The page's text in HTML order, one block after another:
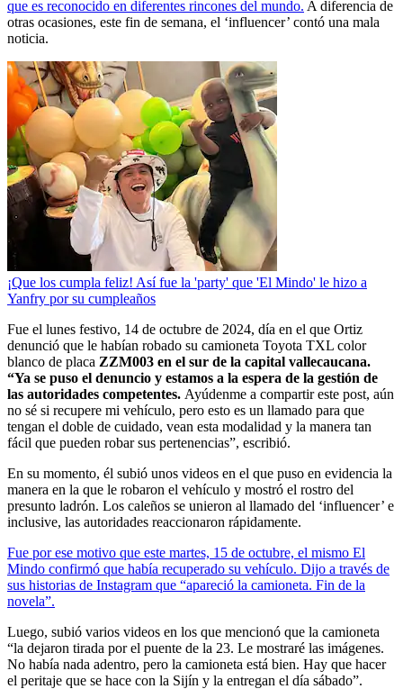
que es reconocido en diferentes rincones del mundo. A diferencia de
otras ocasiones, este fin de semana, el ‘influencer’ contó una mala
noticia.
¡Que los cumpla feliz! Así fue la 'party' que 'El Mindo' le hizo a
Yanfry por su cumpleaños
Fue el lunes festivo, 14 de octubre de 2024, día en el que Ortiz
denunció que le habían robado su camioneta Toyota TXL color
blanco de placa ZZM003 en el sur de la capital vallecaucana.
“Ya se puso el denuncio y estamos a la espera de la gestión de
las autoridades competentes. Ayúdenme a compartir este post, aún
no sé si recupere mi vehículo, pero esto es un llamado para que
tengan el doble de cuidado, vean esta modalidad y la manera tan
fácil que pueden robar sus pertenencias”, escribió.
En su momento, él subió unos videos en el que puso en evidencia la
manera en la que le robaron el vehículo y mostró el rostro del
presunto ladrón. Los caleños se unieron al llamado del ‘influencer’ e
inclusive, las autoridades reaccionaron rápidamente.
Fue por ese motivo que este martes, 15 de octubre, el mismo El
Mindo confirmó que había recuperado su vehículo. Dijo a través de
sus historias de Instagram que “apareció la camioneta. Fin de la
novela”.
Luego, subió varios videos en los que mencionó que la camioneta
“la dejaron tirada por el puente de la 23. Le mostraré las imágenes.
No había nada adentro, pero la camioneta está bien. Hay que hacer
el peritaje que se hace con la Sijín y la entregan el día sábado”.